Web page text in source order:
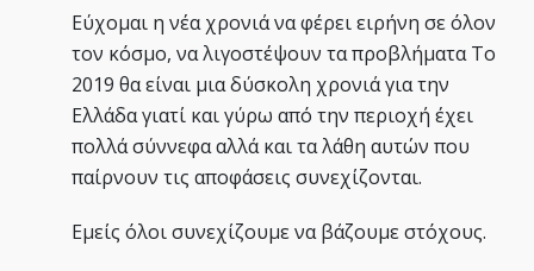
Εύχομαι η νέα χρονιά να φέρει ειρήνη σε όλον
τον κόσμο, να λιγοστέψουν τα προβλήματα Το
2019 θα είναι μια δύσκολη χρονιά για την
Ελλάδα γιατί και γύρω από την περιοχή έχει
πολλά σύννεφα αλλά και τα λάθη αυτών που
παίρνουν τις αποφάσεις συνεχίζονται.
Εμείς όλοι συνεχίζουμε να βάζουμε στόχους.